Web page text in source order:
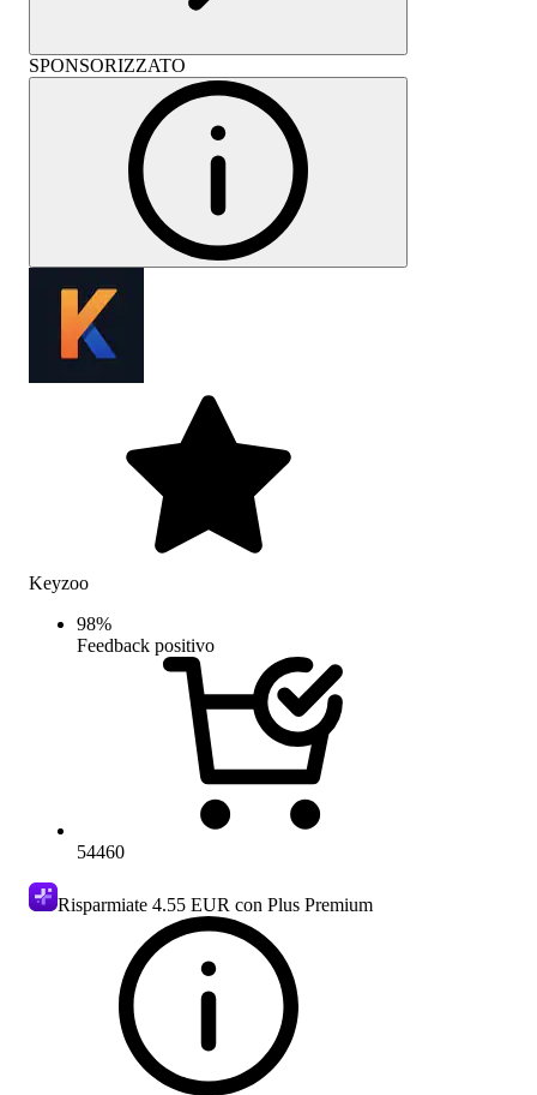
SPONSORIZZATO
Keyzoo
98%
Feedback positivo
54460
Risparmiate 4.55 EUR con Plus Premium